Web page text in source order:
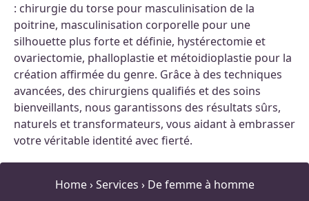
: chirurgie du torse pour masculinisation de la
poitrine, masculinisation corporelle pour une
silhouette plus forte et définie, hystérectomie et
ovariectomie, phalloplastie et métoidioplastie pour la
création affirmée du genre. Grâce à des techniques
avancées, des chirurgiens qualifiés et des soins
bienveillants, nous garantissons des résultats sûrs,
naturels et transformateurs, vous aidant à embrasser
votre véritable identité avec fierté.
Home›Services › De femme à homme